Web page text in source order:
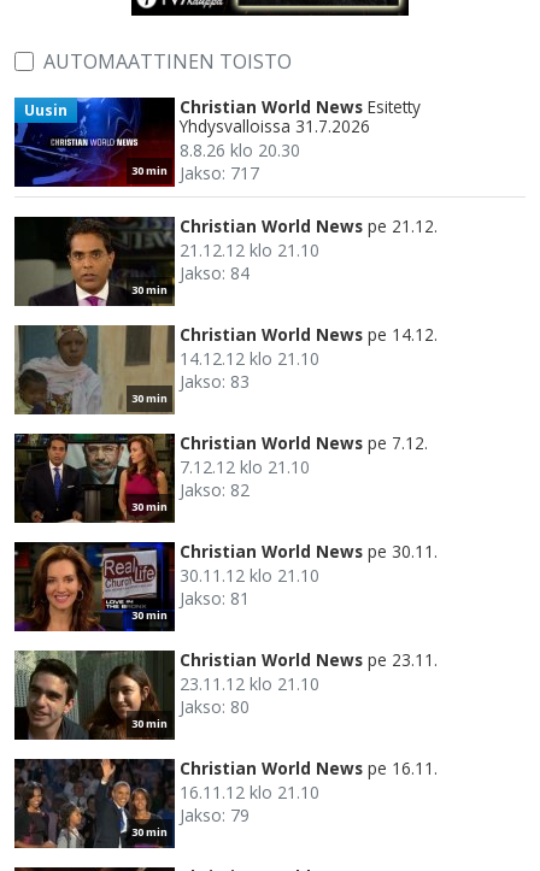
AUTOMAATTINEN TOISTO
30 min
Uusin Christian World News Esitetty
Yhdysvalloissa 31.7.2026
8.8.26 klo 20.30
Jakso: 717
30 min
Christian World News pe 21.12.
21.12.12 klo 21.10
Jakso: 84
30 min
Christian World News pe 14.12.
14.12.12 klo 21.10
Jakso: 83
30 min
Christian World News pe 7.12.
7.12.12 klo 21.10
Jakso: 82
30 min
Christian World News pe 30.11.
30.11.12 klo 21.10
Jakso: 81
30 min
Christian World News pe 23.11.
23.11.12 klo 21.10
Jakso: 80
30 min
Christian World News pe 16.11.
16.11.12 klo 21.10
Jakso: 79